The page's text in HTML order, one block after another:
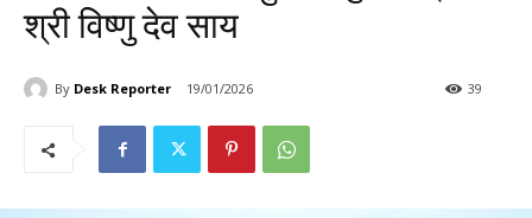
श्री विष्णु देव साय
By Desk Reporter 19/01/2026 39